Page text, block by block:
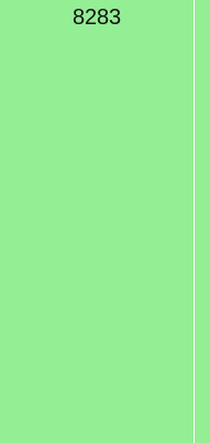
8283